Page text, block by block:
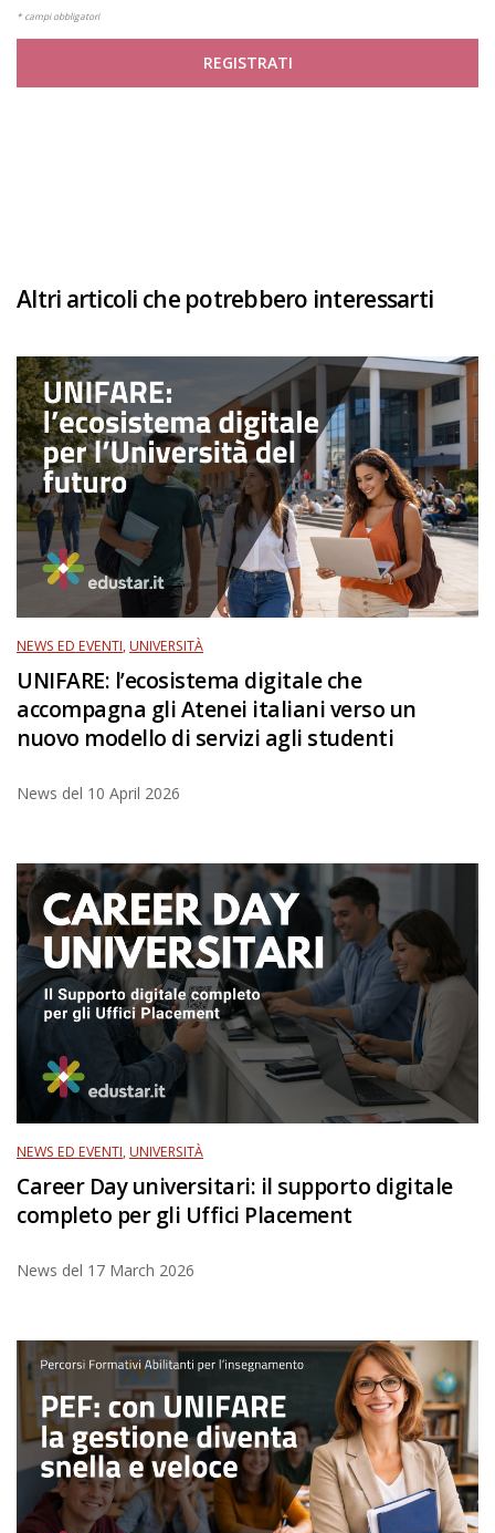
* campi obbligatori
REGISTRATI
Altri articoli che potrebbero interessarti
NEWS ED EVENTI,UNIVERSITÀ
UNIFARE: l’ecosistema digitale che
accompagna gli Atenei italiani verso un
nuovo modello di servizi agli studenti
News del 10 April 2026
NEWS ED EVENTI,UNIVERSITÀ
Career Day universitari: il supporto digitale
completo per gli Uffici Placement
News del 17 March 2026